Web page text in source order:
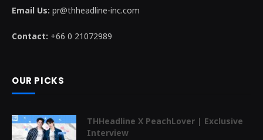
Email Us: pr@thheadline-inc.com
Contact: +66 0 21072989
OUR PICKS
THHeadline X PeachLover | Exclusive
Interview